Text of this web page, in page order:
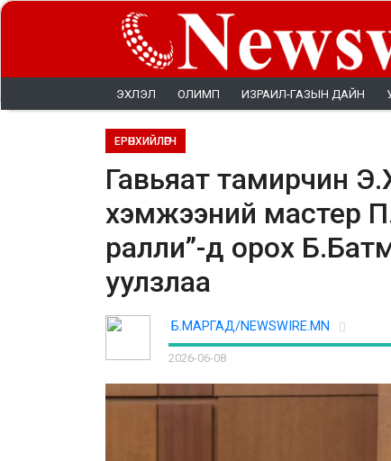
ЭХЛЭЛ ОЛИМП ИЗРАИЛ-ГАЗЫН ДАЙН
ЕРӨНХИЙЛӨГЧ
Гавьяат тамирчин
хэмжээний мастер
ралли”-д орох
уулзлаа
Б.МАРГАД/NEWSWIRE.MN
2026-06-08